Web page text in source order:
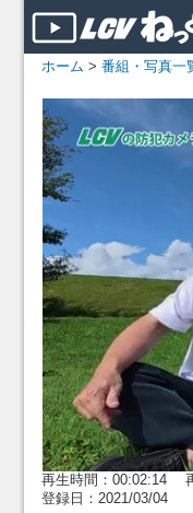
ホーム > 番組・写真一
再生時間：00:02:14
登録日：2021/03/04